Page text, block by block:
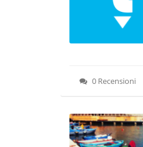
0 Recensioni